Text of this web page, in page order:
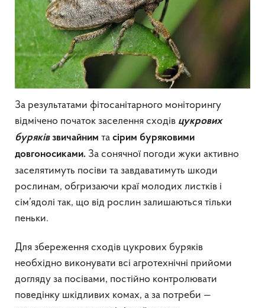
За результатами фітосанітарного моніторингу
відмічено початок заселення сходів цукрових
буряківзвичайним та сірим буряковими
довгоносиками. За сонячної погоди жуки активно
заселятимуть посіви та завдаватимуть шкоди
рослинам, обгризаючи краї молодих листків і
сім’ядолі так, що від рослин залишаються тільки
пеньки.
Для збереження сходів цукрових буряків
необхідно виконувати всі агротехнічні прийоми
догляду за посівами, постійно контролювати
поведінку шкідливих комах, а за потреби —